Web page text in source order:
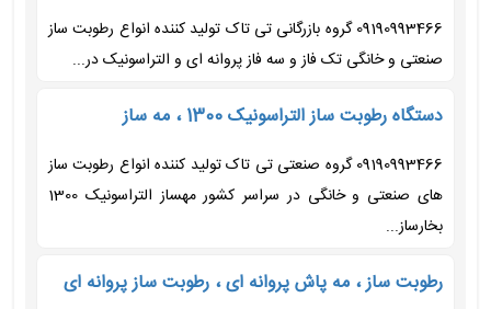
09190993466 گروه بازرگانی تی تاک تولید کننده انواع رطوبت ساز
صنعتی و خانگی تک فاز و سه فاز پروانه ای و التراسونیک در...
دستگاه رطوبت ساز التراسونیک 1300 ، مه ساز
09190993466 گروه صنعتی تی تاک تولید کننده انواع رطوبت ساز
های صنعتی و خانگی در سراسر کشور مهساز التراسونیک 1300
بخارساز...
رطوبت ساز ، مه پاش پروانه ای ، رطوبت ساز پروانه ای